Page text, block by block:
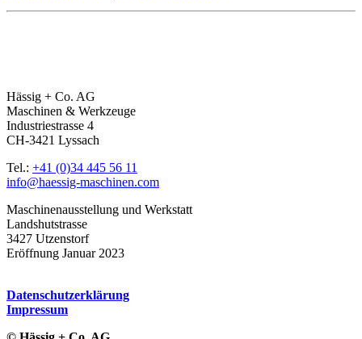
Hässig + Co. AG
Maschinen & Werkzeuge
Industriestrasse 4
CH-3421 Lyssach
Tel.: +41 (0)34 445 56 11
info@haessig-maschinen.com
Maschinenausstellung und Werkstatt
Landshutstrasse
3427 Utzenstorf
Eröffnung Januar 2023
Datenschutzerklärung
Impressum